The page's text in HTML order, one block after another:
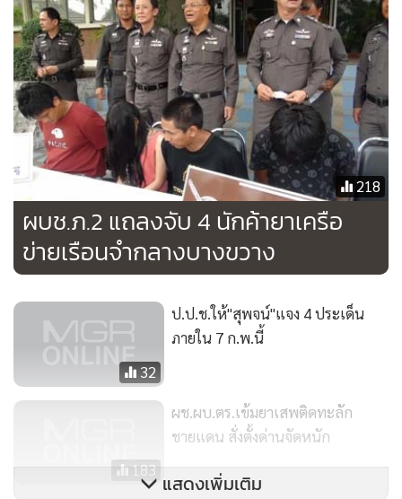
นี้ เนื่องจากพบว่า ค้ายาเสพติดจนร่ำรวยผิดปกติ บ้านราคาหลัง
ละเกือบ 20 ล้านบาท นอกจากนี้ ระดมกวาดล้างยาเสพติดอย่าง
ต่อเนื่องทั้ง 8 จังหวัดภาคตะวันออก และหากทราบว่า ตำรวจราย
ใดเข้าไปเกี่ยวข้องกับ ขบวนการค้ายาเสพติดทั้งข้ามชาติ ทั้งราย
เล็กและรายใหญ่จะตั้งกรรมการสอบสวนพบว่าเกี่ยวข้อง ไล่ออก
สถานเดียว เพราะเตือนห้ามยุ่งเกี่ยวผู้ค้าผู้เสพมานานแล้ว
218
ผบช.ภ.2 แถลงจับ 4 นักค้ายาเครือ
ข่ายเรือนจำกลางบางขวาง
32
ป.ป.ช.ให้"สุพจน์"แจง 4 ประเด็น
ภายใน 7 ก.พ.นี้
183
ผช.ผบ.ตร.เข้มยาเสพติดทะลัก
ชายแดน สั่งตั้งด่านจัดหนัก
แสดงเพิ่มเติม